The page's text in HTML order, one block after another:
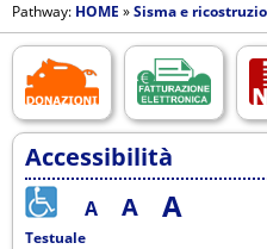
Pathway: HOME »Sisma e
Accessibilità
A A A
Testuale